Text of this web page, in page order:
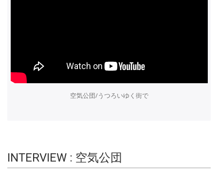
空気公団/うつろいゆく街で
INTERVIEW : 空気公団